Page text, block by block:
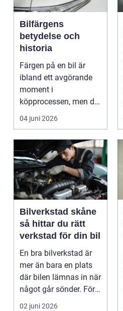
Bilfärgens
betydelse och
historia
Färgen på en bil är
ibland ett avgörande
moment i
köpprocessen, men det
ha...
04 juni 2026
Bilverkstad skåne
så hittar du rätt
verkstad för din bil
En bra bilverkstad är
mer än bara en plats
där bilen lämnas in när
något går sönder. För
många biläg...
02 juni 2026